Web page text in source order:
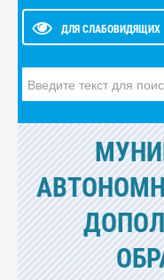
ДЛЯ СЛАБОВИДЯЩИХ